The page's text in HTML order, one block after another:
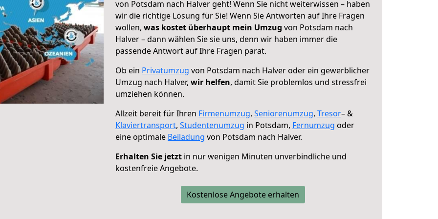
von Potsdam nach Halver geht! Wenn Sie nicht weiterwissen – haben
wir die richtige Lösung für Sie! Wenn Sie Antworten auf Ihre Fragen
wollen, was kostet überhaupt mein Umzug von Potsdam nach
Halver – dann wählen Sie sie uns, denn wir haben immer die
passende Antwort auf Ihre Fragen parat.
Ob ein Privatumzug von Potsdam nach Halver oder ein gewerblicher
Umzug nach Halver, wir helfen, damit Sie problemlos und stressfrei
umziehen können.
Allzeit bereit für Ihren Firmenumzug, Seniorenumzug, Tresor– &
Klaviertransport, Studentenumzug in Potsdam, Fernumzug oder
eine optimale Beiladung von Potsdam nach Halver.
Erhalten Sie jetzt in nur wenigen Minuten unverbindliche und
kostenfreie Angebote.
Kostenlose Angebote erhalten